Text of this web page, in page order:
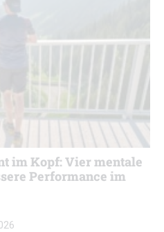
im Kopf: Vier mentale
Performance im